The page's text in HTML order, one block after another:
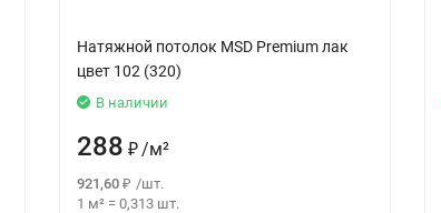
Натяжной потолок MSD Premium лак
цвет 102 (320)
В наличии
288 ₽/м²
921,60 ₽ /шт.
1 м²= 0,313 шт.